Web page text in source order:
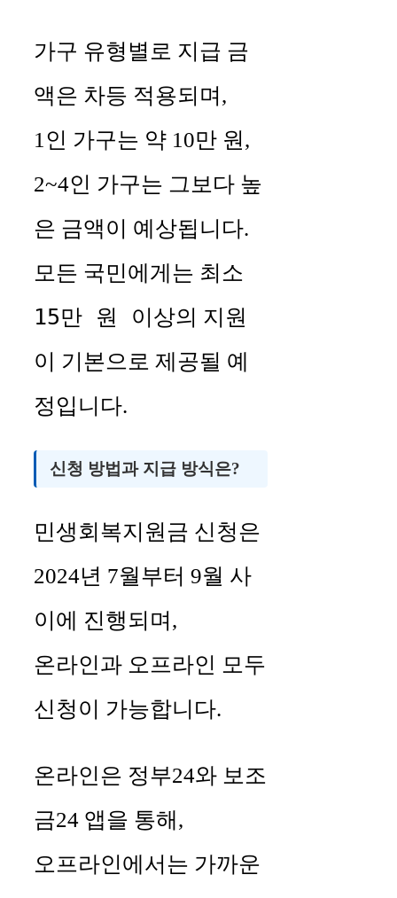
가구 유형별로 지급 금
액은 차등 적용되며,
1인 가구는 약 10만 원,
2~4인 가구는 그보다 높
은 금액이 예상됩니다.
모든 국민에게는 최소
15만 원 이상의 지원
이 기본으로 제공될 예
정입니다.
신청 방법과 지급 방식은?
민생회복지원금 신청은
2024년 7월부터 9월 사
이에 진행되며,
온라인과 오프라인 모두
신청이 가능합니다.
온라인은 정부24와 보조
금24 앱을 통해,
오프라인에서는 가까운